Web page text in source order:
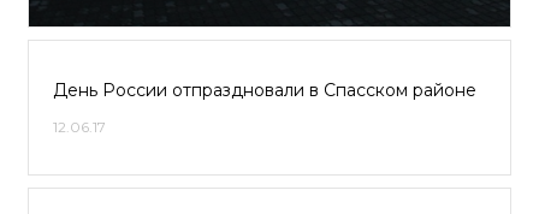
День России отпраздновали в Спасском районе
12.06.17